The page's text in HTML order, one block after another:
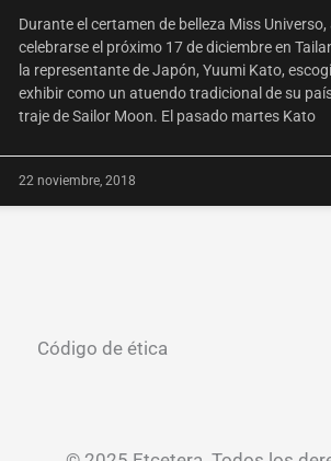
Durante el certamen de belleza Miss Universo,
celebrarse el próximo 17 de diciembre en
la representante de Japón, Yuumi Kato,
exhibir como un atuendo tradicional de su
traje de Sailor Moon. El pasado martes Kato
22 noviembre, 2018
Código de ética